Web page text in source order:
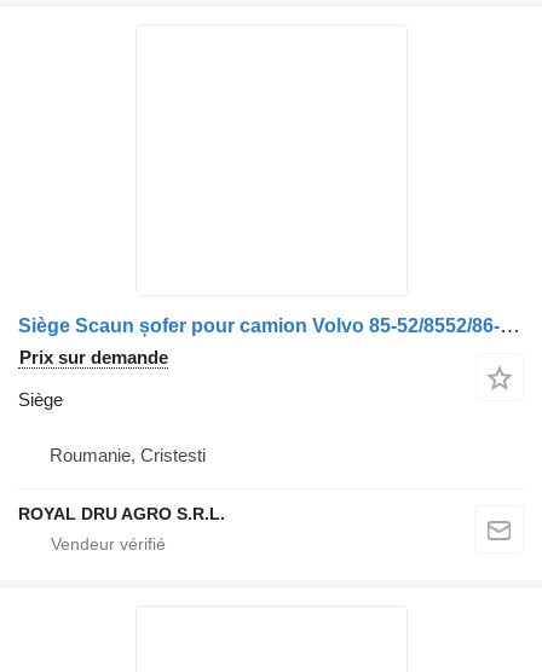
Siège Scaun șofer pour camion Volvo 85-52/8552/86-52/8652-13
Prix sur demande
Siège
Roumanie, Cristesti
ROYAL DRU AGRO S.R.L.